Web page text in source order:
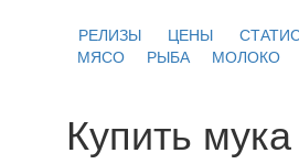
РЕЛИЗЫ
ЦЕНЫ
МЯСО
РЫБА МОЛОКО
Купить